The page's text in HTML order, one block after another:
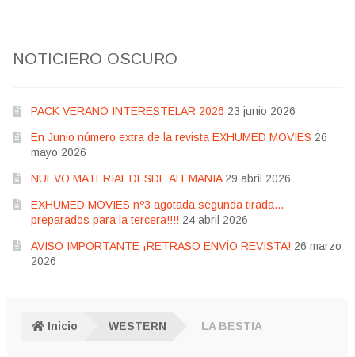
NOTICIERO OSCURO
PACK VERANO INTERESTELAR 2026 23 junio 2026
En Junio número extra de la revista EXHUMED MOVIES 26
mayo 2026
NUEVO MATERIAL DESDE ALEMANIA 29 abril 2026
EXHUMED MOVIES nº3 agotada segunda tirada…
preparados para la tercera!!!! 24 abril 2026
AVISO IMPORTANTE ¡RETRASO ENVÍO REVISTA! 26 marzo
2026
Inicio WESTERN LA BESTIA